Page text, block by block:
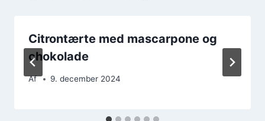
Citrontærte med mascarpone og
chokolade
Af 9. december 2024